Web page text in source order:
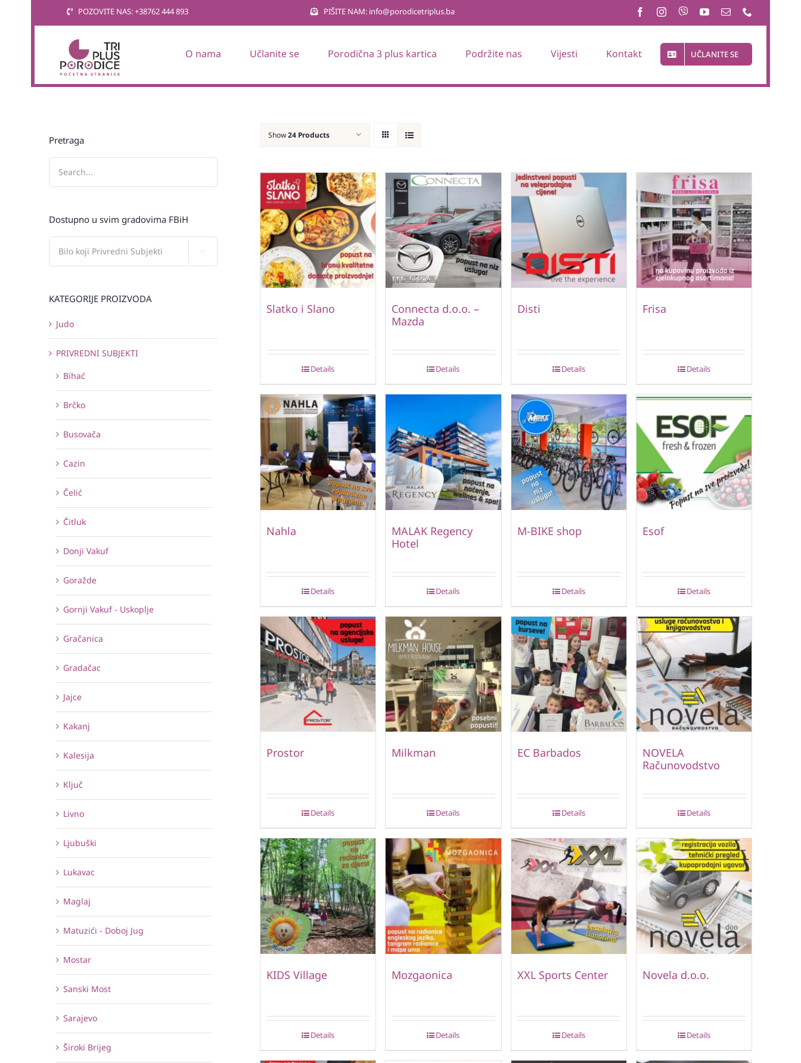
POZOVITE NAS: +38762 444 893 PIŠITE NAM: info@porodicetriplus.ba
O nama Učlanite se Porodična 3 plus kartica Podržite nas Vijesti Kontakt UČLANITE SE
Show24 Products
Slatko i Slano
Details
Connecta d.o.o. –
Mazda
Details
Disti
Details
Frisa
Details
Nahla
Details
MALAK Regency
Hotel
Details
M-BIKE shop
Details
Esof
Details
Prostor
Details
Milkman
Details
EC Barbados
Details
NOVELA
Računovodstvo
Details
KIDS Village
Details
Mozgaonica
Details
XXL Sports Center
Details
Novela d.o.o.
Details
Pretraga
Dostupno u svim gradovima FBiH
KATEGORIJE PROIZVODA
Judo
PRIVREDNI SUBJEKTI
Bihać
Brčko
Busovača
Cazin
Čelić
Čitluk
Donji Vakuf
Goražde
Gornji Vakuf - Uskoplje
Gračanica
Gradačac
Jajce
Kakanj
Kalesija
Ključ
Livno
Ljubuški
Lukavac
Maglaj
Matuzići - Doboj Jug
Mostar
Sanski Most
Sarajevo
Široki Brijeg